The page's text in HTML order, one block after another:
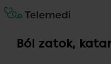
Ból zatok,